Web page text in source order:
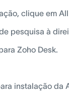
clique em
pesquisa à
Zoho Desk.
instalação da